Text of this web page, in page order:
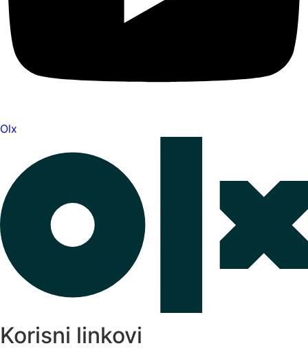
Olx
Korisni linkovi